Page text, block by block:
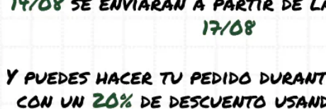
Natur-3d Fundación
15,95€ - 20,95€ (IVA incl.)
Natur-3d L
36,95€ - 41,95€ (IVA incl.)